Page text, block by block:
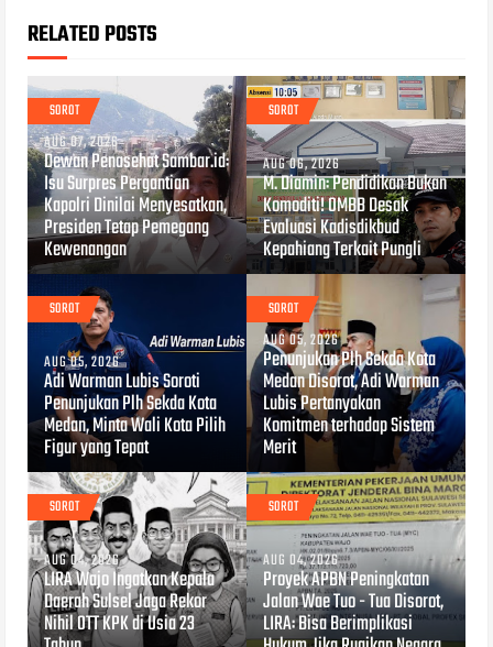
RELATED POSTS
SOROT
AUG 07, 2026
Dewan Penasehat Sambar.id:
Isu Surpres Pergantian
Kapolri Dinilai Menyesatkan,
Presiden Tetap Pemegang
Kewenangan
SOROT
AUG 06, 2026
M. Diamin: Pendidikan Bukan
Komoditi! OMBB Desak
Evaluasi Kadisdikbud
Kepahiang Terkait Pungli
SOROT
AUG 05, 2026
Adi Warman Lubis Soroti
Penunjukan Plh Sekda Kota
Medan, Minta Wali Kota Pilih
Figur yang Tepat
SOROT
AUG 05, 2026
Penunjukan Plh Sekda Kota
Medan Disorot, Adi Warman
Lubis Pertanyakan
Komitmen terhadap Sistem
Merit
SOROT
AUG 04, 2026
LIRA Wajo Ingatkan Kepala
Daerah Sulsel Jaga Rekor
Nihil OTT KPK di Usia 23
SOROT
AUG 04, 2026
Proyek APBN Peningkatan
Jalan Wae Tuo - Tua Disorot,
LIRA: Bisa Berimplikasi